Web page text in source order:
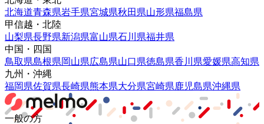
北海道青森県岩手県宮城県秋田県山形県福島県
甲信越・北陸
山梨県長野県新潟県富山県石川県福井県
中国・四国
鳥取県島根県岡山県広島県山口県徳島県香川県愛媛県高知県
九州・沖縄
福岡県佐賀県長崎県熊本県大分県宮崎県鹿児島県沖縄県
一般の方